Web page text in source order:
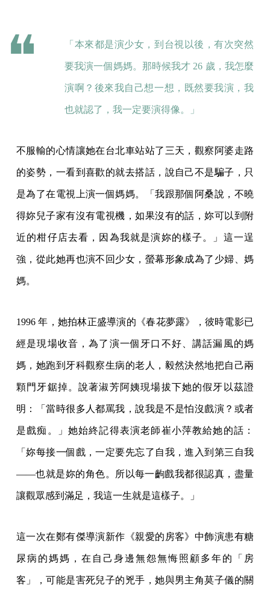
「本來都是演少女，到台視以後，有次突然
要我演一個媽媽。那時候我才 26 歲，我怎麼
演啊？後來我自己想一想，既然要我演，我
也就認了，我一定要演得像。」
不服輸的心情讓她在台北車站站了三天，觀察阿婆走路
的姿勢，一看到喜歡的就去搭話，說自己不是騙子，只
是為了在電視上演一個媽媽。「我跟那個阿桑說，不曉
得妳兒子家有沒有電視機，如果沒有的話，妳可以到附
近的柑仔店去看，因為我就是演妳的樣子。」這一逞
強，從此她再也演不回少女，螢幕形象成為了少婦、媽
媽。
1996 年，她拍林正盛導演的《春花夢露》，彼時電影已
經是現場收音，為了演一個牙口不好、講話漏風的媽
媽，她跑到牙科觀察生病的老人，毅然決然地把自己兩
顆門牙鋸掉。說著淑芳阿姨現場拔下她的假牙以茲證
明：「當時很多人都罵我，說我是不是怕沒戲演？或者
是戲痴。」她始終記得表演老師崔小萍教給她的話：
「妳每接一個戲，一定要先忘了自我，進入到第三自我
——也就是妳的角色。所以每一齣戲我都很認真，盡量
讓觀眾感到滿足，我這一生就是這樣子。」
這一次在鄭有傑導演新作《親愛的房客》中飾演患有糖
尿病的媽媽，在自己身邊無怨無悔照顧多年的「房
客」，可能是害死兒子的兇手，她與男主角莫子儀的關